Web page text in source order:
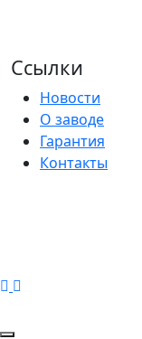
Ссылки
Новости
О заводе
Гарантия
Контакты